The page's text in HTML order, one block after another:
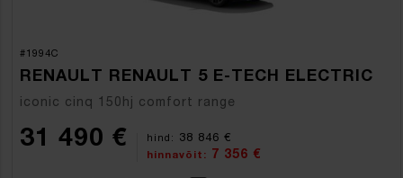
#1994C
RENAULT RENAULT 5 E-TECH ELECTRIC
iconic cinq 150hj comfort range
31 490 € hind: 38 846 €
hinnavõit: 7 356 €